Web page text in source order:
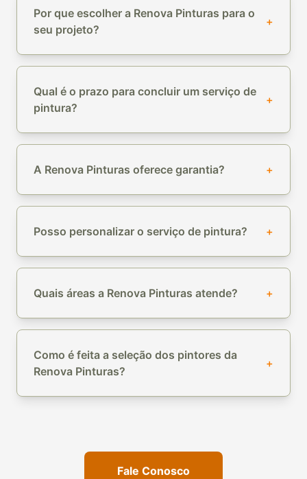
Por que escolher a Renova Pinturas para o
seu projeto?
+
Qual é o prazo para concluir um serviço de
pintura?
+
A Renova Pinturas oferece garantia? +
Posso personalizar o serviço de pintura? +
Quais áreas a Renova Pinturas atende? +
Como é feita a seleção dos pintores da
Renova Pinturas?
+
Fale Conosco